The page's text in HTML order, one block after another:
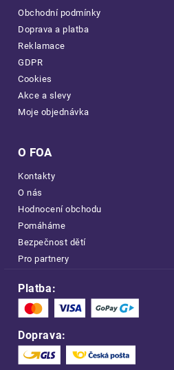
Obchodní podmínky
Doprava a platba
Reklamace
GDPR
Cookies
Akce a slevy
Moje objednávka
O FOA
Kontakty
O nás
Hodnocení obchodu
Pomáháme
Bezpečnost dětí
Pro partnery
Platba:
Doprava: